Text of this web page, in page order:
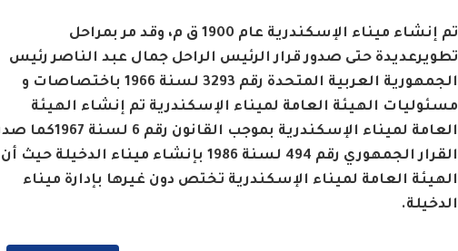
تم إنشاء ميناء الإسكندرية عام 1900 ق م، وقد مر بمراحل
تطويرعديدة حتى صدور قرار الرئيس الراحل جمال عبد الناصر رئيس
الجمهورية العربية المتحدة رقم 3293 لسنة 1966 باختصاصات و
مسئوليات الهيئة العامة لميناء الإسكندرية تم إنشاء الهيئة
العامة لميناء الإسكندرية بموجب القانون رقم 6 لسنة
القرار الجمهوري رقم 494 لسنة 1986 بإنشاء ميناء الدخيلة حيث أن
الهيئة العامة لميناء الإسكندرية تختص دون غيرها بإدارة ميناء
الدخيلة.